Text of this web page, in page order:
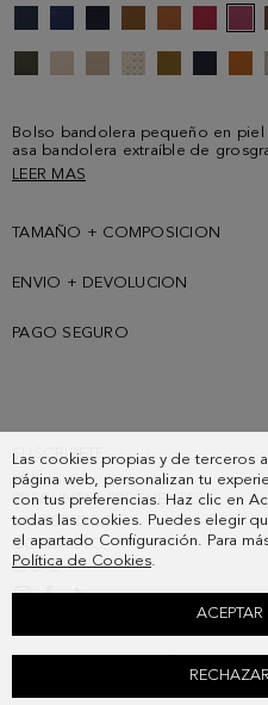
Las cookies propias y de terceros
página web, personalizan tu
con tus preferencias. Haz clic en
todas las cookies. Puedes elegir
el apartado Configuración. Para
Política de Cookies.
Bolso bandolera pequeño en
asa bandolera extraíble de
Cinta PG multicolor. Cierre de
LEER MAS
TAMAÑO + COMPOSICION
ENVIO + DEVOLUCION
PAGO SEGURO
SUSCRIBETE
PAIS
PREGUNTAS FRECUENTES
MIS PEDIDOS
CONTACTO
LEGAL